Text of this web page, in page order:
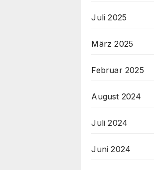
Juli 2025
März 2025
Februar 2025
August 2024
Juli 2024
Juni 2024